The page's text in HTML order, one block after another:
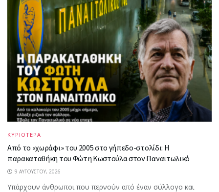
ΚΥΡΙΟΤΕΡΑ
Από το «χωράφι» του 2005 στο γήπεδο-στολίδι: Η
παρακαταθήκη του Φώτη Κωστούλα στον Παναιτωλικό
9 ΑΥΓΟΎΣΤΟΥ, 2026
Υπάρχουν άνθρωποι που περνούν από έναν σύλλογο και